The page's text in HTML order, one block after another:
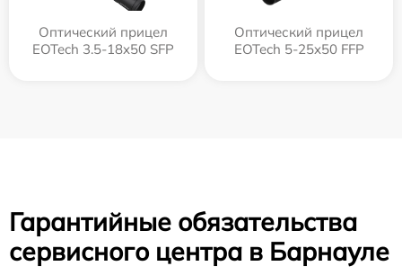
Оптический прицел
EOTech 3.5-18x50 SFP
Оптический прицел
EOTech 5-25x50 FFP
Гарантийные обязательства
сервисного центра в Барнауле